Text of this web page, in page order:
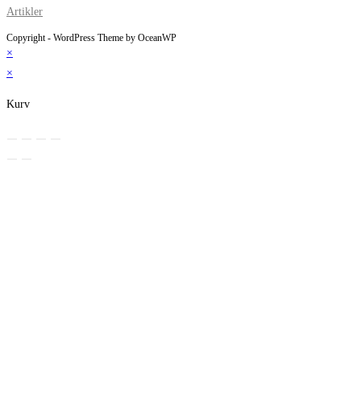
Artikler
Copyright - WordPress Theme by OceanWP
×
×
Kurv